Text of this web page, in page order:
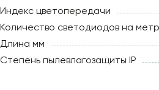
Индекс цветопередачи
Количество светодиодов на метр
Длина мм
Степень пылевлагозащиты IP